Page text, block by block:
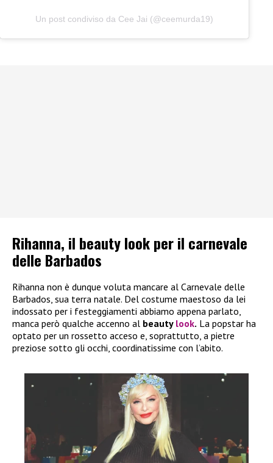
Un post condiviso da Cee Jai (@ceemurda19)
Rihanna, il beauty look per il carnevale
delle Barbados
Rihanna non è dunque voluta mancare al Carnevale delle
Barbados, sua terra natale. Del costume maestoso da lei
indossato per i festeggiamenti abbiamo appena parlato,
manca però qualche accenno al beauty look. La popstar ha
optato per un rossetto acceso e, soprattutto, a pietre
preziose sotto gli occhi, coordinatissime con l’abito.